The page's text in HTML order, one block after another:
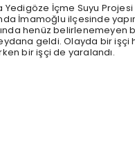
Yedigöze İçme Suyu Projesi
İmamoğlu ilçesinde
henüz belirlenemeyen
geldi. Olayda bir işçi
bir işçi de yaralandı.